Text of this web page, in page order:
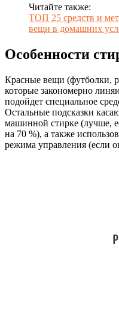
Читайте также:
ТОП 25 средств и
вещи в домашних
Особенности
Красные вещи (футболки,
которые закономерно
подойдет специальное
Остальные подсказки
машинной стирке (лучше,
на 70 %), а также
режима управления (если